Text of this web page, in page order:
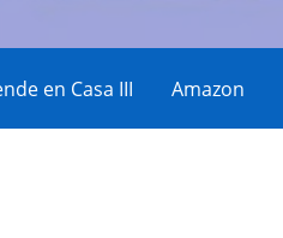
en Casa III Amazon